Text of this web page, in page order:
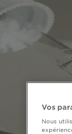
Vos
Nous